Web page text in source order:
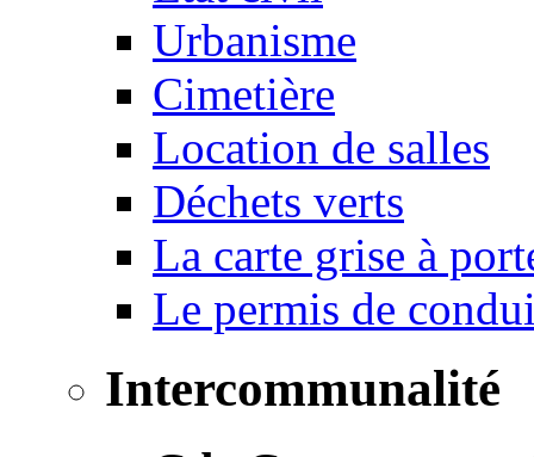
Urbanisme
Cimetière
Location de salles
Déchets verts
La carte grise à
Le permis de
Intercommunalité